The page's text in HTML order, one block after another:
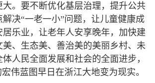
。要不断优化基层治理，提升公共
决“一老一小”问题，让儿童健康成
居乐业，让老年人安享晚年，加快建
、生态美、善治美的美丽乡村、未
人民全面发展和社会的全面进步，
伟蓝图早日在浙江大地变为现实。